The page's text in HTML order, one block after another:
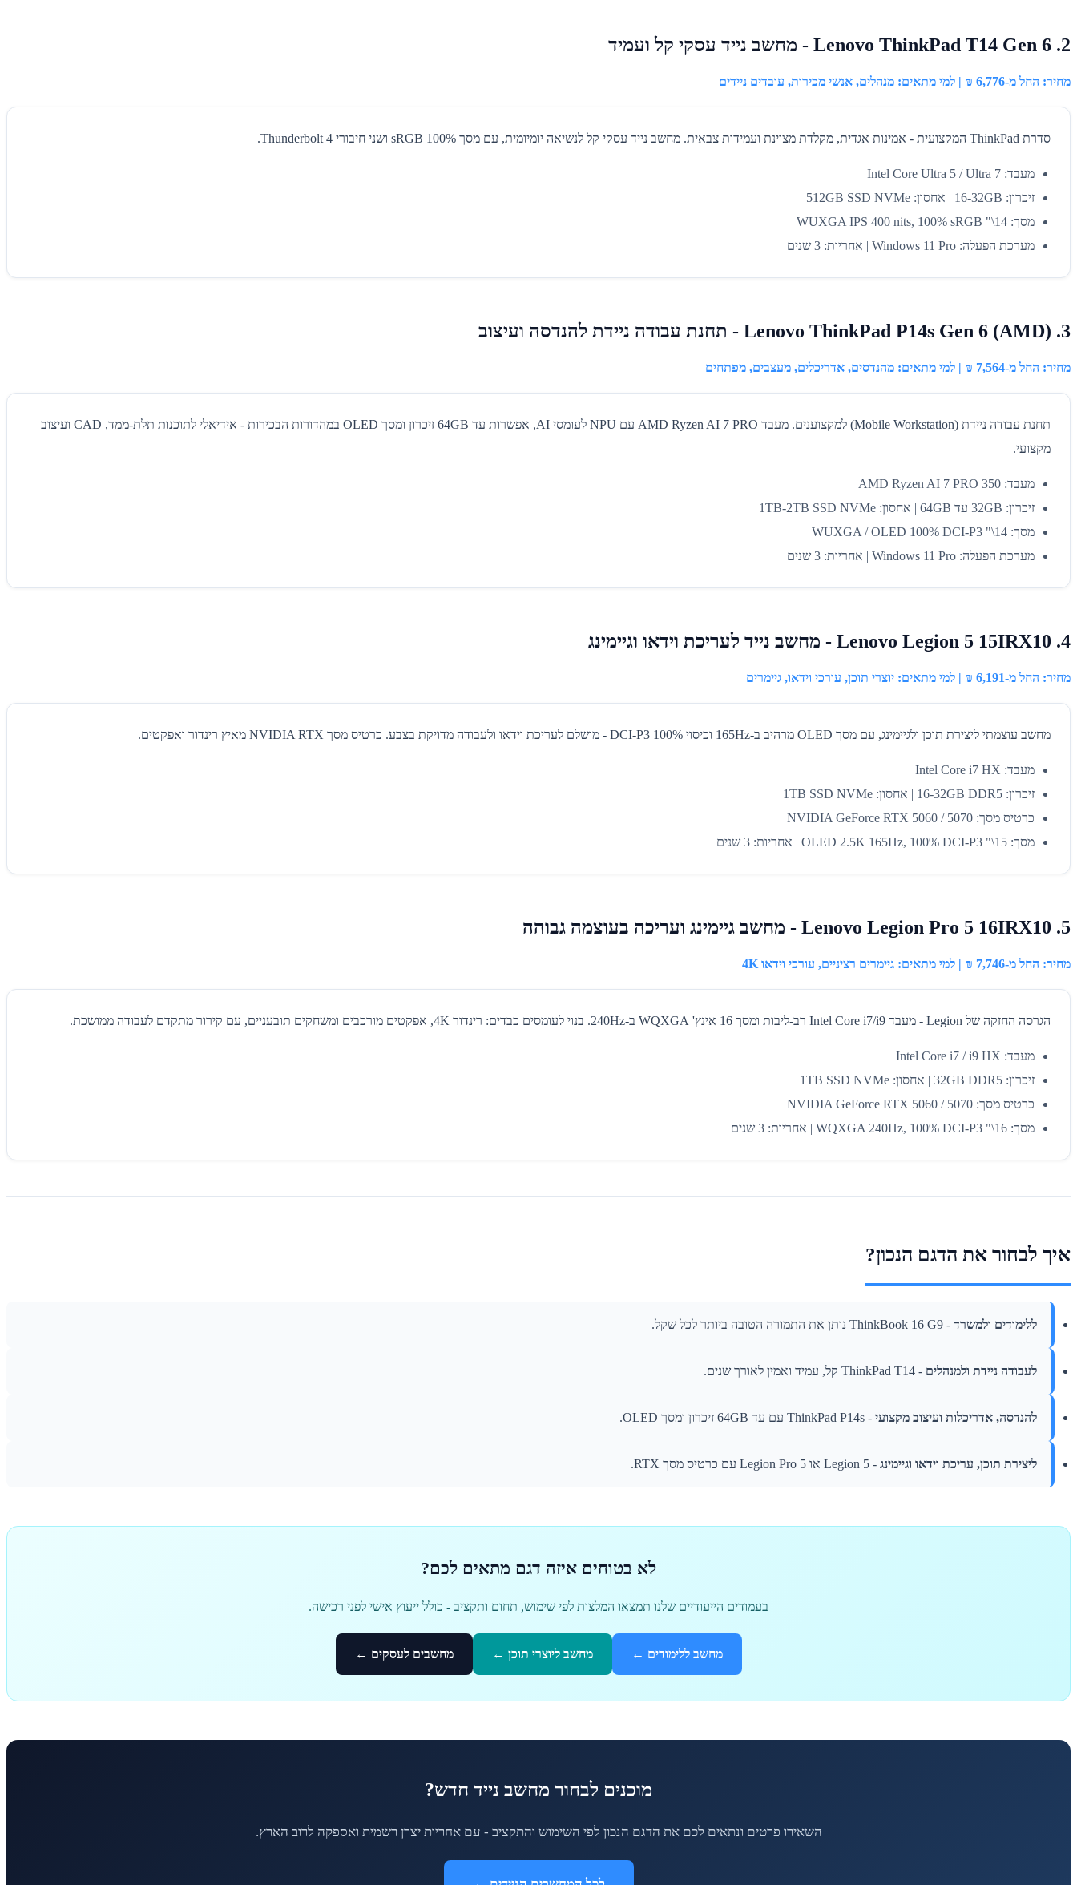
2. Lenovo ThinkPad T14 Gen 6 - מחשב נייד עסקי קל ועמיד
מחיר: החל מ-6,776 ₪ | למי מתאים: מנהלים, אנשי מכירות, עובדים ניידים
סדרת ThinkPad המקצועית - אמינות אגדית, מקלדת מצוינת ועמידות צבאית. מחשב נייד עסקי קל לנשיאה יומיומית, עם מסך 100% sRGB ושני חיבורי Thunderbolt 4.
מעבד: Intel Core Ultra 5 / Ultra 7
זיכרון: 16-32GB | אחסון: 512GB SSD NVMe
מסך: 14\" WUXGA IPS 400 nits, 100% sRGB
מערכת הפעלה: Windows 11 Pro | אחריות: 3 שנים
3. Lenovo ThinkPad P14s Gen 6 (AMD) - תחנת עבודה ניידת להנדסה ועיצוב
מחיר: החל מ-7,564 ₪ | למי מתאים: מהנדסים, אדריכלים, מעצבים, מפתחים
תחנת עבודה ניידת (Mobile Workstation) למקצוענים. מעבד AMD Ryzen AI 7 PRO עם NPU לעומסי AI, אפשרות עד 64GB זיכרון ומסך OLED במהדורות הבכירות - אידיאלי לתוכנות תלת-ממד, CAD ועיצוב
מקצועי.
מעבד: AMD Ryzen AI 7 PRO 350
זיכרון: 32GB עד 64GB | אחסון: 1TB-2TB SSD NVMe
מסך: 14\" WUXGA / OLED 100% DCI-P3
מערכת הפעלה: Windows 11 Pro | אחריות: 3 שנים
4. Lenovo Legion 5 15IRX10 - מחשב נייד לעריכת וידאו וגיימינג
מחיר: החל מ-6,191 ₪ | למי מתאים: יוצרי תוכן, עורכי וידאו, גיימרים
מחשב עוצמתי ליצירת תוכן ולגיימינג, עם מסך OLED מרהיב ב-165Hz וכיסוי 100% DCI-P3 - מושלם לעריכת וידאו ולעבודה מדויקת בצבע. כרטיס מסך NVIDIA RTX מאיץ רינדור ואפקטים.
מעבד: Intel Core i7 HX
זיכרון: 16-32GB DDR5 | אחסון: 1TB SSD NVMe
כרטיס מסך: NVIDIA GeForce RTX 5060 / 5070
מסך: 15\" OLED 2.5K 165Hz, 100% DCI-P3 | אחריות: 3 שנים
5. Lenovo Legion Pro 5 16IRX10 - מחשב גיימינג ועריכה בעוצמה גבוהה
מחיר: החל מ-7,746 ₪ | למי מתאים: גיימרים רציניים, עורכי וידאו 4K
הגרסה החזקה של Legion - מעבד Intel Core i7/i9 רב-ליבות ומסך 16 אינץ' WQXGA ב-240Hz. בנוי לעומסים כבדים: רינדור 4K, אפקטים מורכבים ומשחקים תובעניים, עם קירור מתקדם לעבודה ממושכת.
מעבד: Intel Core i7 / i9 HX
זיכרון: 32GB DDR5 | אחסון: 1TB SSD NVMe
כרטיס מסך: NVIDIA GeForce RTX 5060 / 5070
מסך: 16\" WQXGA 240Hz, 100% DCI-P3 | אחריות: 3 שנים
איך לבחור את הדגם הנכון?
ללימודים ולמשרד - ThinkBook 16 G9 נותן את התמורה הטובה ביותר לכל שקל.
לעבודה ניידת ולמנהלים - ThinkPad T14 קל, עמיד ואמין לאורך שנים.
להנדסה, אדריכלות ועיצוב מקצועי - ThinkPad P14s עם עד 64GB זיכרון ומסך OLED.
ליצירת תוכן, עריכת וידאו וגיימינג - Legion 5 או Legion Pro 5 עם כרטיס מסך RTX.
לא בטוחים איזה דגם מתאים לכם?
בעמודים הייעודיים שלנו תמצאו המלצות לפי שימוש, תחום ותקציב - כולל ייעוץ אישי לפני רכישה.
מחשב ללימודים ← מחשב ליוצרי תוכן ← מחשבים לעסקים ←
מוכנים לבחור מחשב נייד חדש?
השאירו פרטים ונתאים לכם את הדגם הנכון לפי השימוש והתקציב - עם אחריות יצרן רשמית ואספקה לרוב הארץ.